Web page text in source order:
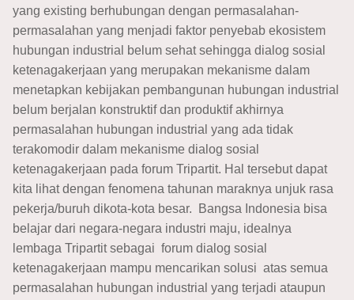
yang existing berhubungan dengan permasalahan-
permasalahan yang menjadi faktor penyebab ekosistem
hubungan industrial belum sehat sehingga dialog sosial
ketenagakerjaan yang merupakan mekanisme dalam
menetapkan kebijakan pembangunan hubungan industrial
belum berjalan konstruktif dan produktif akhirnya
permasalahan hubungan industrial yang ada tidak
terakomodir dalam mekanisme dialog sosial
ketenagakerjaan pada forum Tripartit. Hal tersebut dapat
kita lihat dengan fenomena tahunan maraknya unjuk rasa
pekerja/buruh dikota-kota besar. Bangsa Indonesia bisa
belajar dari negara-negara industri maju, idealnya
lembaga Tripartit sebagai forum dialog sosial
ketenagakerjaan mampu mencarikan solusi atas semua
permasalahan hubungan industrial yang terjadi ataupun